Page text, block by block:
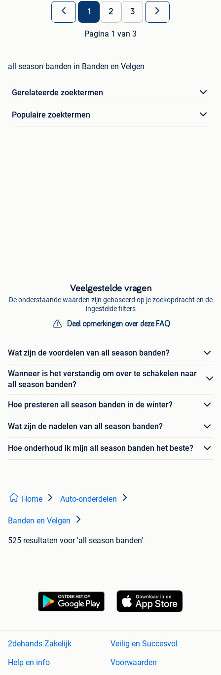
1 2 3
Pagina 1 van 3
all season banden in Banden en Velgen
Gerelateerde zoektermen
Populaire zoektermen
Veelgestelde vragen
De onderstaande waarden zijn gebaseerd op je zoekopdracht en de
ingestelde filters
Deel opmerkingen over deze FAQ
Wat zijn de voordelen van all season banden?
Wanneer is het verstandig om over te schakelen naar
all season banden?
Hoe presteren all season banden in de winter?
Wat zijn de nadelen van all season banden?
Hoe onderhoud ik mijn all season banden het beste?
Home Auto-onderdelen
Banden en Velgen
525 resultaten voor 'all season banden'
2dehands Zakelijk
Veilig en Succesvol
Help en info
Voorwaarden